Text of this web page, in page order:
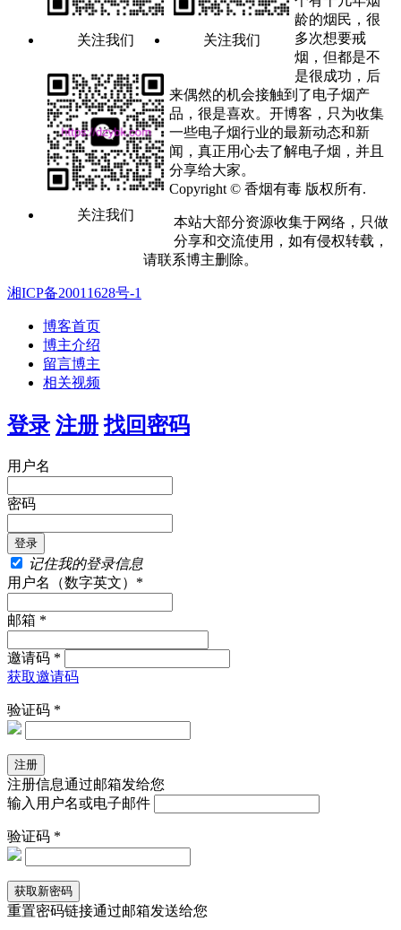
关注我们 关注我们
关注我们
龄的烟民，很
多次想要戒
烟，但都是不
是很成功，后
来偶然的机会接触到了电子烟产
品，很是喜欢。开博客，只为收集
一些电子烟行业的最新动态和新
闻，真正用心去了解电子烟，并且
分享给大家。
Copyright © 香烟有毒 版权所有.
本站大部分资源收集于网络，只做
分享和交流使用，如有侵权转载，
请联系博主删除。
湘ICP备20011628号-1
博客首页
博主介绍
留言博主
相关视频
登录 注册 找回密码
用户名
密码
记住我的登录信息
用户名（数字英文）*
邮箱 *
邀请码 *
获取邀请码
验证码 *
注册信息通过邮箱发给您
输入用户名或电子邮件
验证码 *
重置密码链接通过邮箱发送给您